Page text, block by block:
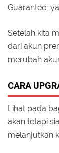
Guarantee,
Setelah kita
dari akun
merubah
CARA
Lihat pada
akan tetapi
melanjutkan